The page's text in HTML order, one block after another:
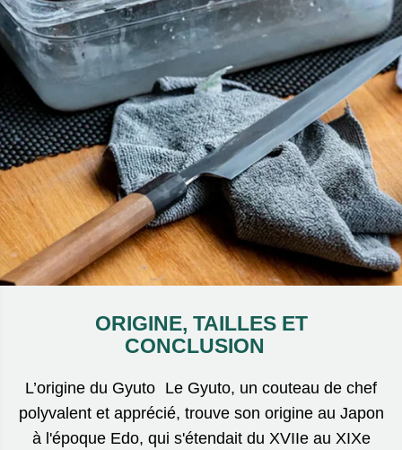
ORIGINE, TAILLES ET
CONCLUSION
L’origine du Gyuto Le Gyuto, un couteau de chef
polyvalent et apprécié, trouve son origine au Japon
à l'époque Edo, qui s'étendait du XVIIe au XIXe